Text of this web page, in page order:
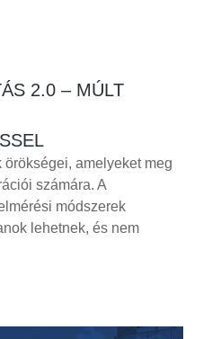
2.0 – MÚLT
amelyeket meg
számára. A
módszerek
lehetnek, és nem